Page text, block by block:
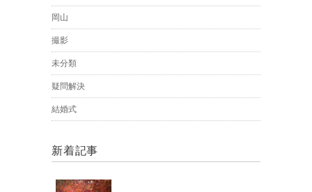
岡山
撮影
未分類
疑問解決
結婚式
新着記事